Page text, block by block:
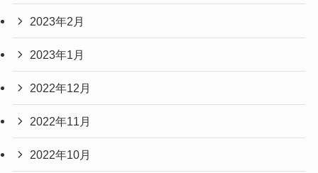
2023年2月
2023年1月
2022年12月
2022年11月
2022年10月